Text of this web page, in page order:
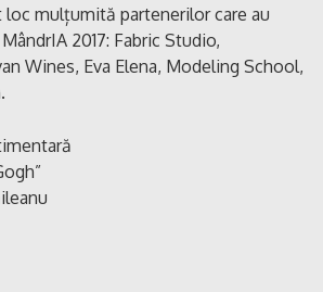
loc mulțumită partenerilor care au
2017: Fabric Studio,
Wines, Eva Elena, Modeling School,